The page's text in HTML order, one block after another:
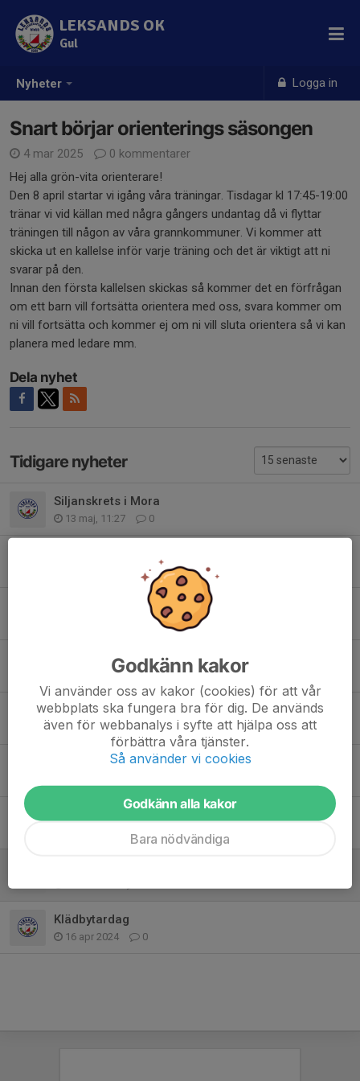
Nyheter Logga in
LEKSANDS OK
Gul
Snart börjar orienterings säsongen
4 mar 2025
0 kommentarer
Hej alla grön-vita orienterare!
Den 8 april startar vi igång våra träningar. Tisdagar kl 17:45-19:00
tränar vi vid källan med några gångers undantag då vi flyttar
träningen till någon av våra grannkommuner. Vi kommer att
skicka ut en kallelse inför varje träning och det är viktigt att ni
svarar på den.
Innan den första kallelsen skickas så kommer det en förfrågan
om ett barn vill fortsätta orientera med oss, svara kommer om
ni vill fortsätta och kommer ej om ni vill sluta orientera så vi kan
planera med ledare mm.
Dela nyhet
Tidigare nyheter
Siljanskrets i Mora
13 maj, 11:27 0
0
Klubbläger 22-24 maj
Tisdagensträning
1 sep 2025 0
Dagens träning
26 aug 2025 0
Klubbarbete Bondens Marknad
0
Klädbytardag
16 apr 2024 0
Godkänn kakor
Vi använder oss av kakor (cookies) för att vår
webbplats ska fungera bra för dig. De används
även för webbanalys i syfte att hjälpa oss att
förbättra våra tjänster.
Så använder vi cookies
Godkänn alla kakor
Bara nödvändiga